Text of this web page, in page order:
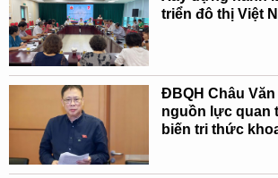
triển đô thị Việt
ĐBQH Châu
nguồn lực quan
biến tri thức